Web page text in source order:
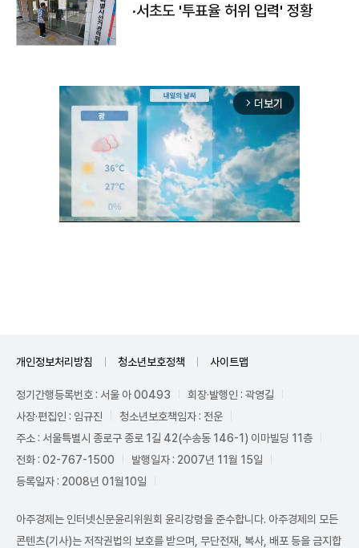
·서초도 '투표율 허위 입력' 정황
arrow_forward_ios 더보기
개인정보처리방침 청소년보호정책 사이트맵
정기간행등록번호 : 서울 아 00493
회장·발행인 : 곽영길
사장·편집인 : 임규진
청소년보호책임자 : 전운
주소 : 서울특별시 종로구 종로 1길 42(수송동 146-1) 이마빌딩 11층
전화 : 02-767-1500
발행일자 : 2007년 11월 15일
등록일자 : 2008년 01월10일
아주경제는 인터넷신문윤리위원회 윤리강령을 준수합니다. 아주경제의 모든
콘텐츠(기사)는 저작권법의 보호를 받으며, 무단전재, 복사, 배포 등을 금지합